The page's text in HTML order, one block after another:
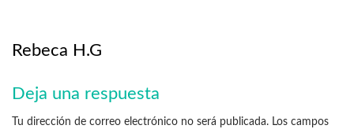
Rebeca H.G
Deja una respuesta
Tu dirección de correo electrónico no será publicada. Los campos